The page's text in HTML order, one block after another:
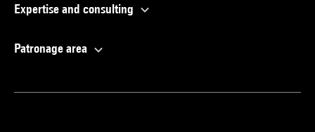
Expertise and consulting
Patronage area